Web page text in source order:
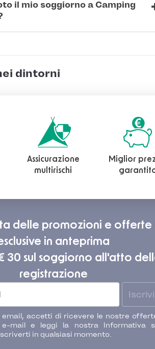
il mio soggiorno a Camping
dintorni
Assicurazione
multirischi
Miglior
delle promozioni e offerte
in anteprima
30 sul soggiorno all'atto
registrazione
email, accetti di ricevere le nostre
mail e leggi la nostra Informativa
in qualsiasi momento.